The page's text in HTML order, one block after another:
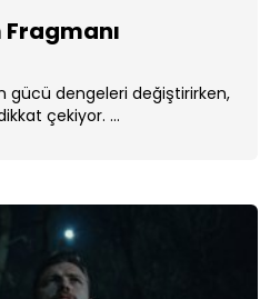
Fragmanı
gücü dengeleri değiştirirken,
çekiyor. ...